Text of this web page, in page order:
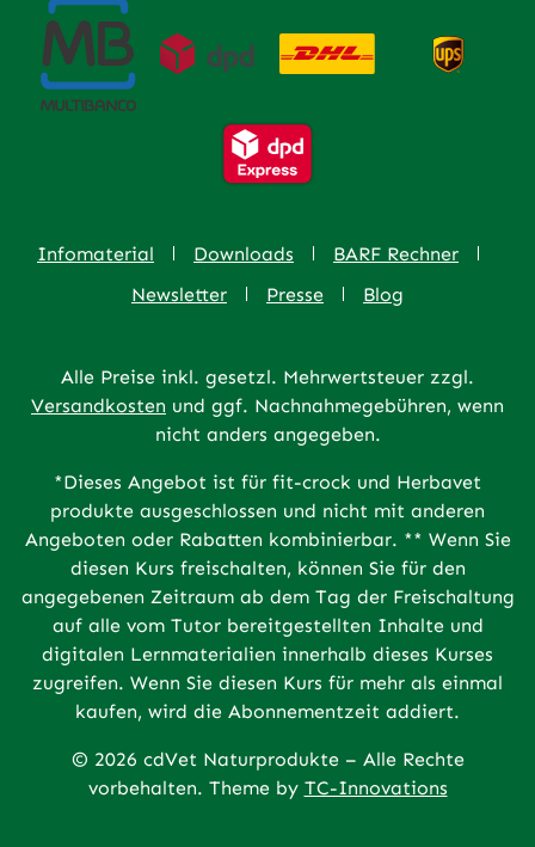
Infomaterial Downloads
BARF Rechner
Newsletter
Presse Blog
Alle Preise inkl. gesetzl. Mehrwertsteuer zzgl.
Versandkosten und ggf. Nachnahmegebühren, wenn
nicht anders angegeben.
*Dieses Angebot ist für fit-crock und Herbavet
produkte ausgeschlossen und nicht mit anderen
Angeboten oder Rabatten kombinierbar. ** Wenn Sie
diesen Kurs freischalten, können Sie für den
angegebenen Zeitraum ab dem Tag der Freischaltung
auf alle vom Tutor bereitgestellten Inhalte und
digitalen Lernmaterialien innerhalb dieses Kurses
zugreifen. Wenn Sie diesen Kurs für mehr als einmal
kaufen, wird die Abonnementzeit addiert.
© 2026 cdVet Naturprodukte – Alle Rechte
vorbehalten. Theme by TC-Innovations